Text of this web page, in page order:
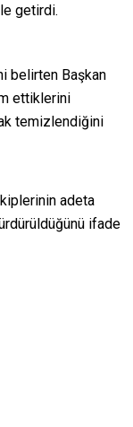
getirdi.
belirten Başkan
ettiklerini
temizlendiğini
adeta
ifade